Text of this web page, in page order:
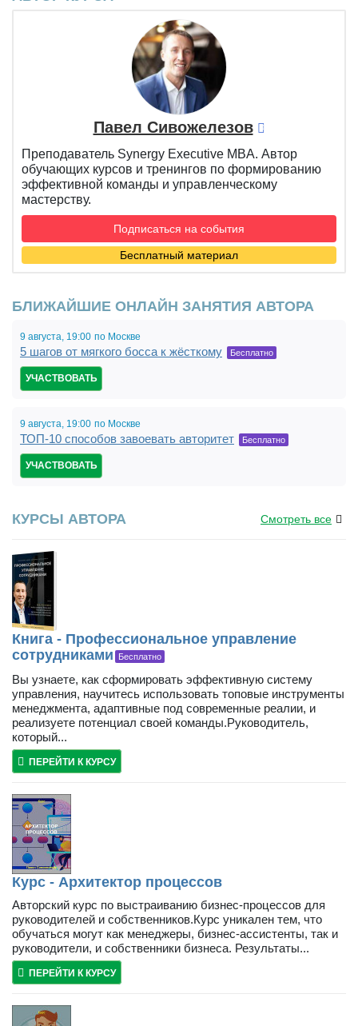
Павел Сивожелезов
Преподаватель Synergy Executive MBA. Автор
обучающих курсов и тренингов по формированию
эффективной команды и управленческому
мастерству.
Подписаться на события
Бесплатный материал
БЛИЖАЙШИЕ ОНЛАЙН ЗАНЯТИЯ АВТОРА
9 августа, 19:00 по Москве
5 шагов от мягкого босса к жёсткому Бесплатно
УЧАСТВОВАТЬ
9 августа, 19:00 по Москве
ТОП-10 способов завоевать авторитет Бесплатно
УЧАСТВОВАТЬ
КУРСЫ АВТОРА Смотреть все
Книга - Профессиональное управление
сотрудниками
Бесплатно
Вы узнаете, как сформировать эффективную систему
управления, научитесь использовать топовые инструменты
менеджмента, адаптивные под современные реалии, и
реализуете потенциал своей команды.Руководитель,
который...
ПЕРЕЙТИ К КУРСУ
Курс - Архитектор процессов
Авторский курс по выстраиванию бизнес-процессов для
руководителей и собственников.Курс уникален тем, что
обучаться могут как менеджеры, бизнес-ассистенты, так и
руководители, и собственники бизнеса. Результаты...
ПЕРЕЙТИ К КУРСУ